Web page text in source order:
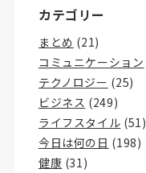
カテゴリー
まとめ (21)
コミュニケーション
テクノロジー (25)
ビジネス (249)
ライフスタイル (51)
今日は何の日 (198)
健康 (31)